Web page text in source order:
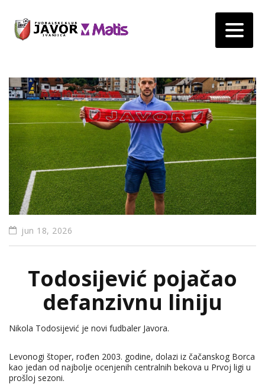
jun 18, 2026
Todosijević pojačao
defanzivnu liniju
Nikola Todosijević je novi fudbaler Javora.
Levonogi štoper, rođen 2003. godine, dolazi iz čačanskog Borca
kao jedan od najbolje ocenjenih centralnih bekova u Prvoj ligi u
prošloj sezoni.